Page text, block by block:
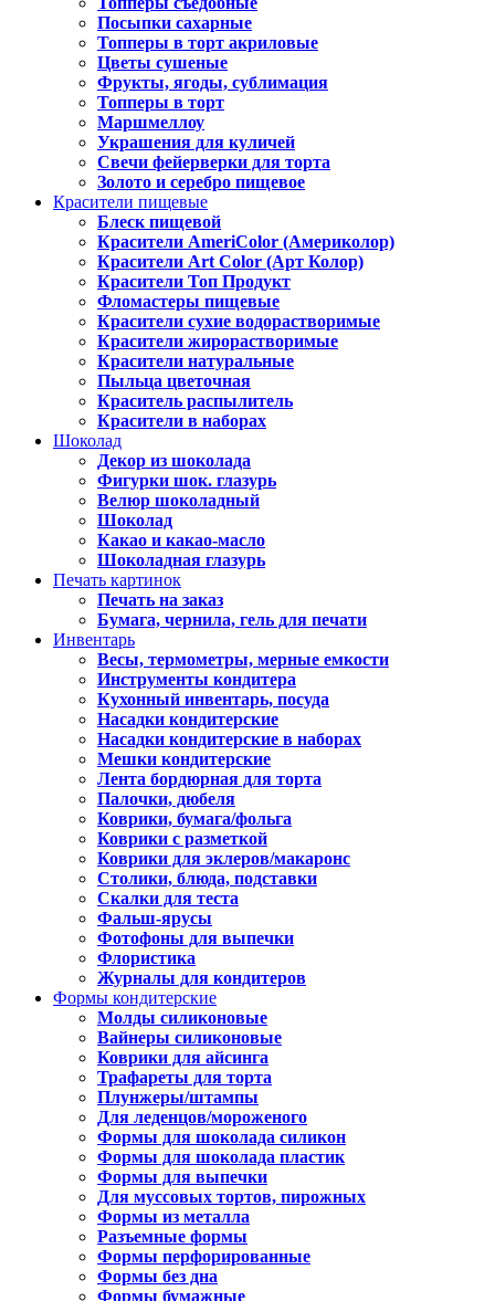
Посыпки сахарные
Топперы в торт акриловые
Цветы сушеные
Фрукты, ягоды, сублимация
Топперы в торт
Маршмеллоу
Украшения для куличей
Свечи фейерверки для торта
Золото и серебро пищевое
Красители пищевые
Блеск пищевой
Красители AmeriColor (Америколор)
Красители Art Color (Арт Колор)
Красители Топ Продукт
Фломастеры пищевые
Красители сухие водорастворимые
Красители жирорастворимые
Красители натуральные
Пыльца цветочная
Краситель распылитель
Красители в наборах
Шоколад
Декор из шоколада
Фигурки шок. глазурь
Велюр шоколадный
Шоколад
Какао и какао-масло
Шоколадная глазурь
Печать картинок
Печать на заказ
Бумага, чернила, гель для печати
Инвентарь
Весы, термометры, мерные емкости
Инструменты кондитера
Кухонный инвентарь, посуда
Насадки кондитерские
Насадки кондитерские в наборах
Мешки кондитерские
Лента бордюрная для торта
Палочки, дюбеля
Коврики, бумага/фольга
Коврики с разметкой
Коврики для эклеров/макаронс
Столики, блюда, подставки
Скалки для теста
Фальш-ярусы
Фотофоны для выпечки
Флористика
Журналы для кондитеров
Формы кондитерские
Молды силиконовые
Вайнеры силиконовые
Коврики для айсинга
Трафареты для торта
Плунжеры/штампы
Для леденцов/мороженого
Формы для шоколада силикон
Формы для шоколада пластик
Формы для выпечки
Для муссовых тортов, пирожных
Формы из металла
Разъемные формы
Формы перфорированные
Формы без дна
Формы бумажные